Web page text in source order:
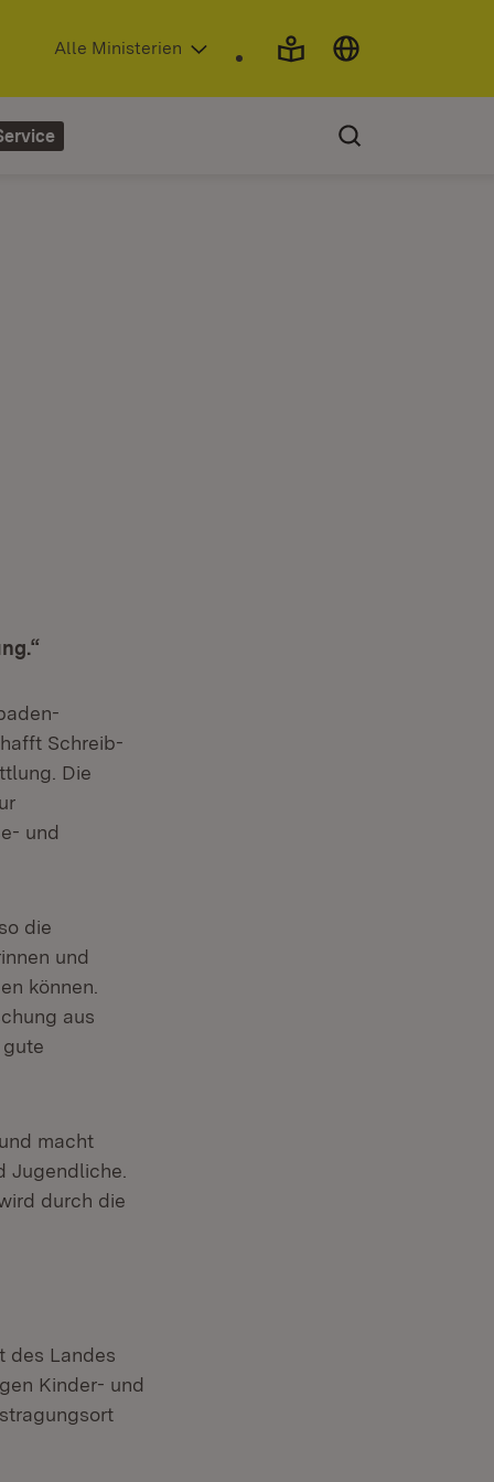
in neuem Fenster)
Alle Ministerien
Schreib-
Die
und
die
und
können.
aus
macht
Jugendliche.
durch die
des Landes
Kinder- und